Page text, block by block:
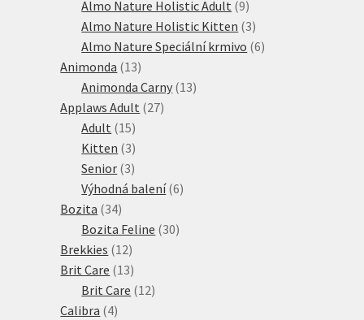
produkt
Almo Nature Holistic Adult 99
produktů
Almo Nature Holistic Kitten 33
produkty
Almo Nature Speciální krmivo 66
Animonda 1313
produktů
Animonda Carny 1313
Applaws Adult 2727
Adult 1515
produktů
Kitten 33
produkty
Senior 33
produkty
Výhodná balení 66
Bozita 3434
produktů
Bozita Feline 3030
Brekkies 1212
produktů
Brit Care 1313
produktů
Brit Care 1212
Calibra 44